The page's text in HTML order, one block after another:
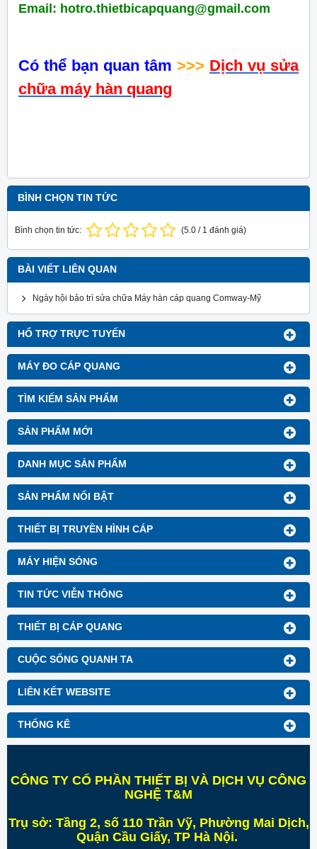
HỔ TRỢ TRỰC TUYẾN
MÁY ĐO CÁP QUANG
TÌM KIẾM SẢN PHẨM
SẢN PHẨM MỚI
DANH MỤC SẢN PHẨM
SẢN PHẨM NỔI BẬT
THIẾT BỊ TRUYỀN HÌNH CÁP
MÁY HIỆN SÓNG
TIN TỨC VIỄN THÔNG
THIẾT BỊ CÁP QUANG
CUỘC SỐNG QUANH TA
LIÊN KẾT WEBSITE
THỐNG KÊ
Email: hotro.thietbicapquang@gmail.com
Có thể bạn quan tâm >>> Dịch vụ sửa
chữa máy hàn quang
BÌNH CHỌN TIN TỨC
Bình chọn tin tức: (5.0 / 1 đánh giá)
BÀI VIẾT LIÊN QUAN
Ngày hội bảo trì sửa chữa Máy hàn cáp quang Comway-Mỹ
CÔNG TY CỔ PHẦN THIẾT BỊ VÀ DỊCH VỤ CÔNG
NGHỆ T&M
Trụ sở: Tầng 2, số 110 Trần Vỹ, Phường Mai Dịch,
Quận Cầu Giấy, TP Hà Nội.